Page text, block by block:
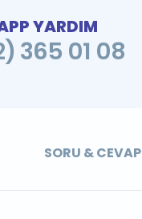
YARDIM
365 01 08
SORU & CEVAP